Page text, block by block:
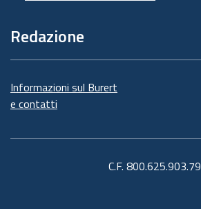
Redazione
Informazioni sul Burert
e contatti
C.F. 800.625.903.79